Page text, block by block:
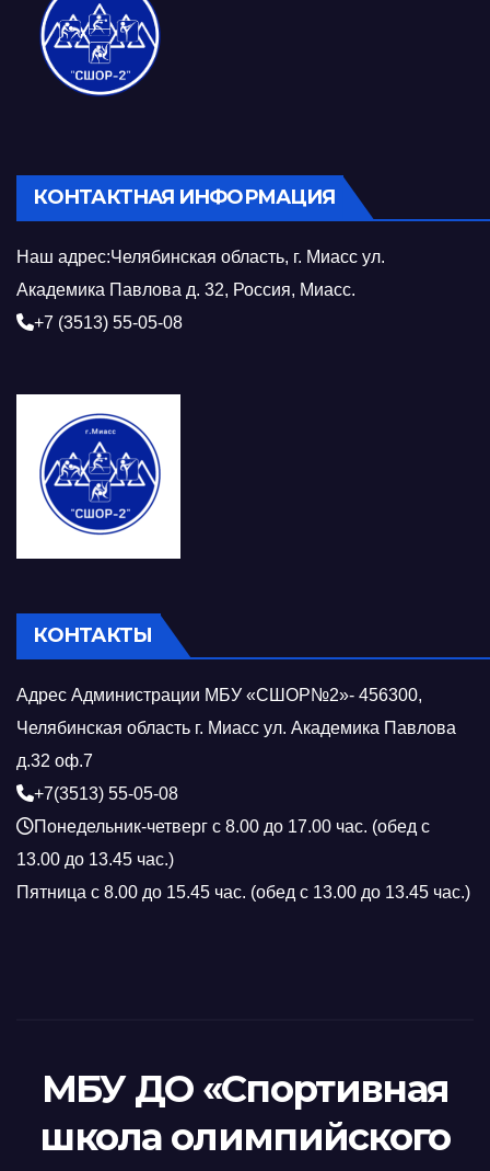
КОНТАКТНАЯ ИНФОРМАЦИЯ
Наш адрес:Челябинская область, г. Миасс ул.
Академика Павлова д. 32, Россия, Миасс.
+7 (3513) 55-05-08
КОНТАКТЫ
Адрес Администрации МБУ «СШОР№2»- 456300,
Челябинская область г. Миасс ул. Академика Павлова
д.32 оф.7
+7(3513) 55-05-08
Понедельник-четверг с 8.00 до 17.00 час. (обед с
13.00 до 13.45 час.)
Пятница с 8.00 до 15.45 час. (обед с 13.00 до 13.45 час.)
МБУ ДО «Спортивная
школа олимпийского